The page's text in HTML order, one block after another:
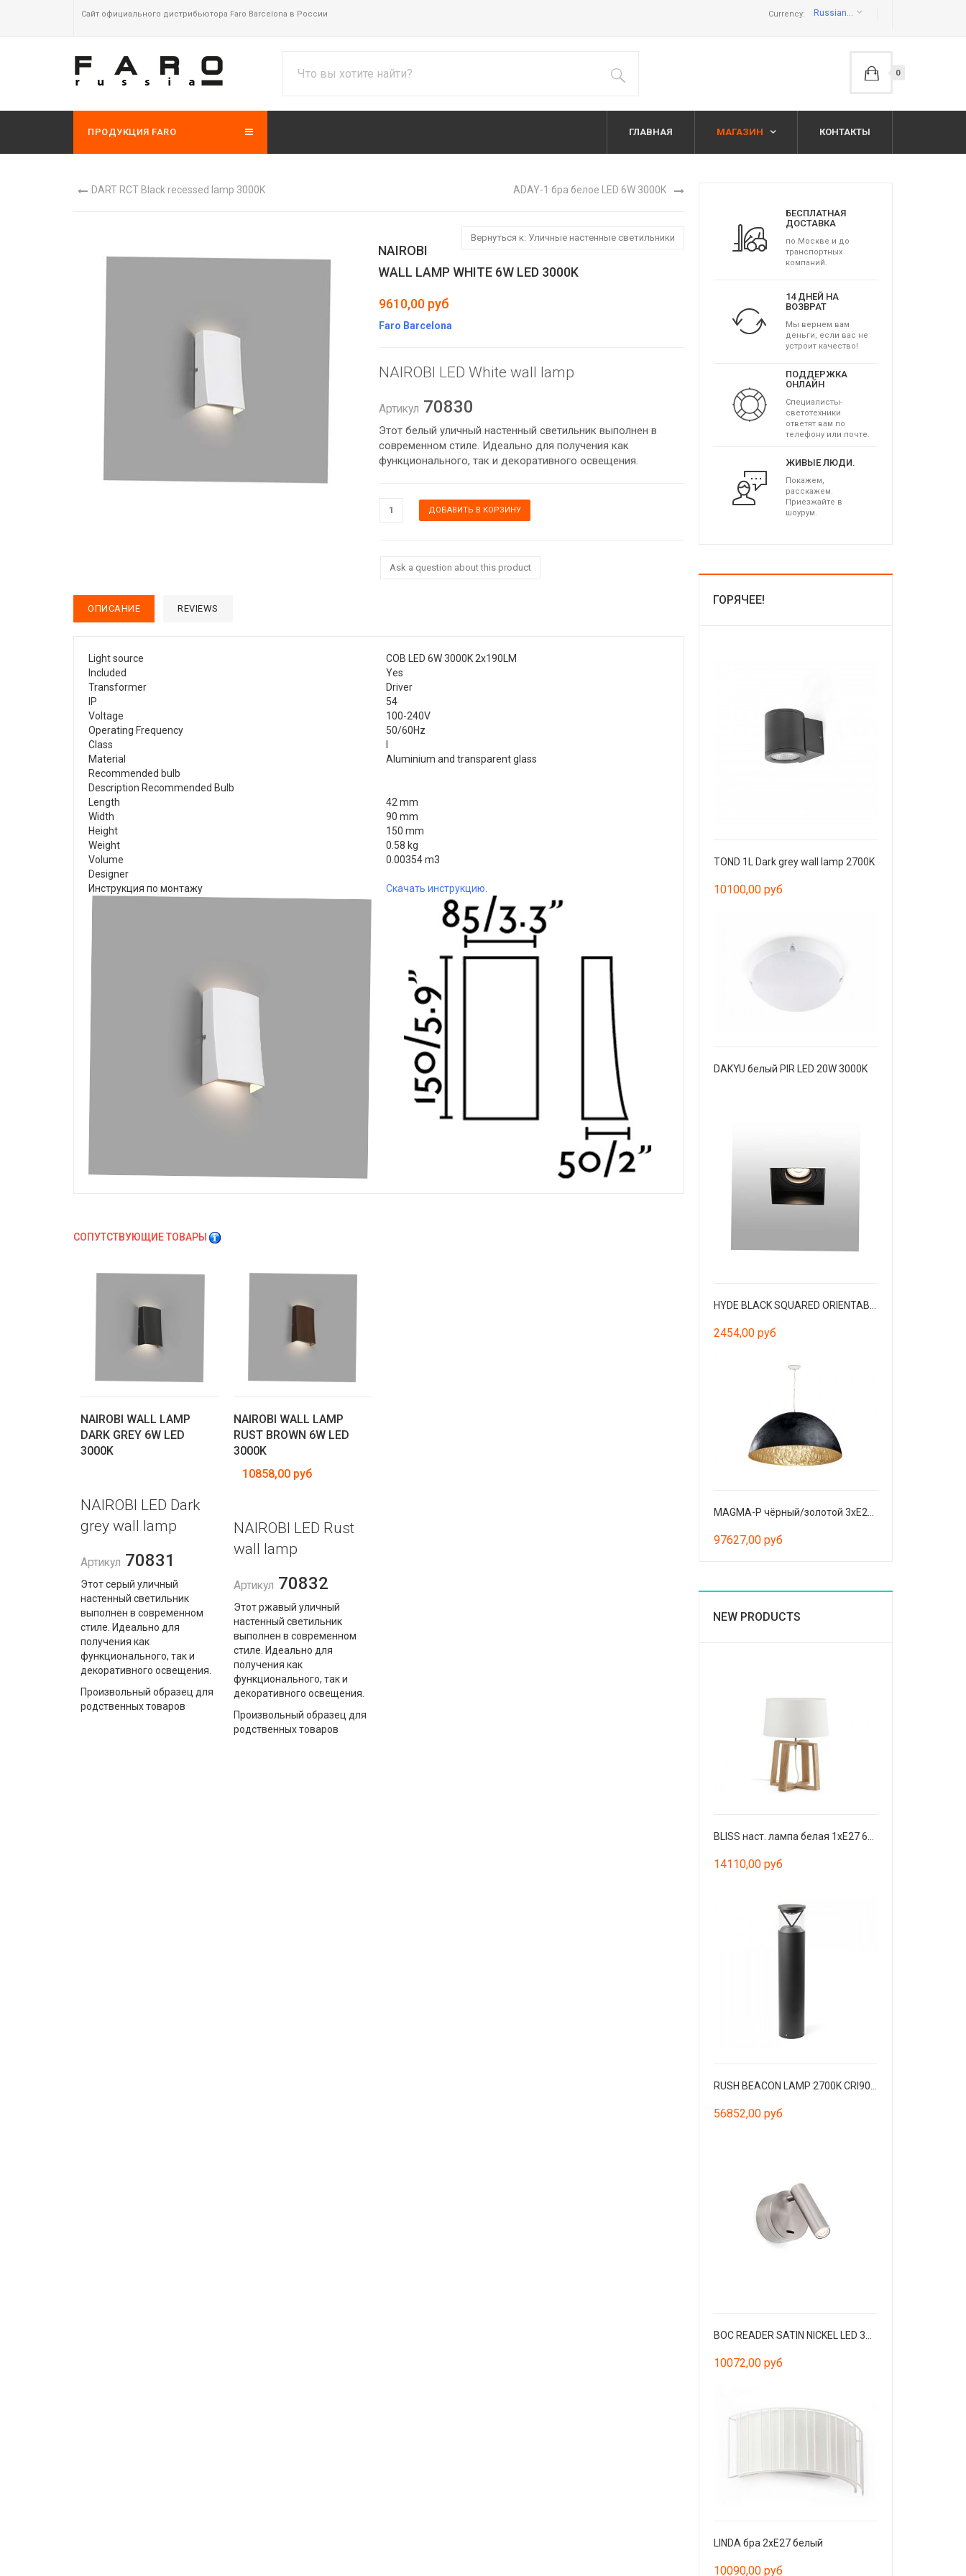
Сайт официального дистрибьютора Faro Barcelona в России Currency: Russian ruble руб
0
ПРОДУКЦИЯ FARO ГЛАВНАЯ МАГАЗИН КОНТАКТЫ
DART RCT Black recessed lamp 3000K ADAY-1 бра белое LED 6W 3000K
Вернуться к: Уличные настенные светильники
NAIROBI
WALL LAMP WHITE 6W LED 3000K
9610,00 руб
Faro Barcelona
NAIROBI LED White wall lamp
Артикул 70830
Этот белый уличный настенный светильник выполнен в
современном стиле. Идеально для получения как
функционального, так и декоративного освещения.
Ask a question about this product
ОПИСАНИЕ REVIEWS
Light source
COB LED 6W 3000K 2x190LM
Included
Yes
Transformer
Driver
IP
54
Voltage
100-240V
Operating Frequency
50/60Hz
Class
I
Material
Aluminium and transparent glass
Recommended bulb
Description Recommended Bulb
Length
42 mm
Width
90 mm
Height
150 mm
Weight
0.58 kg
Volume
0.00354 m3
Designer
Инструкция по монтажу
Скачать инструкцию
СОПУТСТВУЮЩИЕ ТОВАРЫ
NAIROBI WALL LAMP
DARK GREY 6W LED
3000K
NAIROBI LED Dark
grey wall lamp
Артикул 70831
Этот серый уличный
настенный светильник
выполнен в современном
стиле. Идеально для
получения как
функционального, так и
декоративного освещения.
Произвольный образец для
родственных товаров
NAIROBI WALL LAMP
RUST BROWN 6W LED
3000K
10858,00 руб
NAIROBI LED Rust
wall lamp
Артикул 70832
Этот ржавый уличный
настенный светильник
выполнен в современном
стиле. Идеально для
получения как
функционального, так и
декоративного освещения.
Произвольный образец для
родственных товаров
БЕСПЛАТНАЯ
ДОСТАВКА
по Москве и до
транспортных
компаний.
14 ДНЕЙ НА
ВОЗВРАТ
Мы вернем вам
деньги, если вас не
устроит качество!
ПОДДЕРЖКА
ОНЛАЙН
Специалисты-
светотехники
ответят вам по
телефону или почте.
ЖИВЫЕ ЛЮДИ.
Покажем,
расскажем.
Приезжайте в
шоурум.
ГОРЯЧЕЕ!
TOND 1L Dark grey wall lamp 2700K
10100,00 руб
DAKYU белый PIR LED 20W 3000K
2454,00 руб
97627,00 руб
NEW PRODUCTS
BLISS наст. лампа белая 1хE27 60W
14110,00 руб
RUSH BEACON LAMP 2700K CRI90 HE 360º WIDE DALI 100
56852,00 руб
BOC READER SATIN NICKEL LED 3W 3000K
10072,00 руб
LINDA бра 2xE27 белый
10090,00 руб